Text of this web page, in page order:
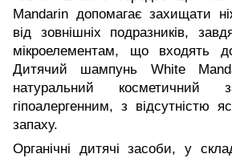
Mandarin допомагає захищати
від зовнішніх подразників,
мікроелементам, що входять
Дитячий шампунь White
натуральний
гіпоалергенним, з відсутністю
запаху.
Органічні дитячі засоби, у